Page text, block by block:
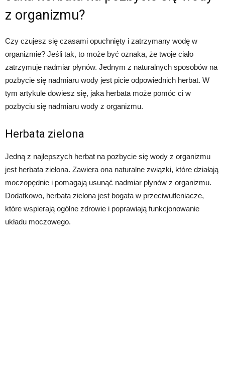
z organizmu?
Czy czujesz się czasami opuchnięty i zatrzymany wodę w
organizmie? Jeśli tak, to może być oznaka, że twoje ciało
zatrzymuje nadmiar płynów. Jednym z naturalnych sposobów na
pozbycie się nadmiaru wody jest picie odpowiednich herbat. W
tym artykule dowiesz się, jaka herbata może pomóc ci w
pozbyciu się nadmiaru wody z organizmu.
Herbata zielona
Jedną z najlepszych herbat na pozbycie się wody z organizmu
jest herbata zielona. Zawiera ona naturalne związki, które działają
moczopędnie i pomagają usunąć nadmiar płynów z organizmu.
Dodatkowo, herbata zielona jest bogata w przeciwutleniacze,
które wspierają ogólne zdrowie i poprawiają funkcjonowanie
układu moczowego.